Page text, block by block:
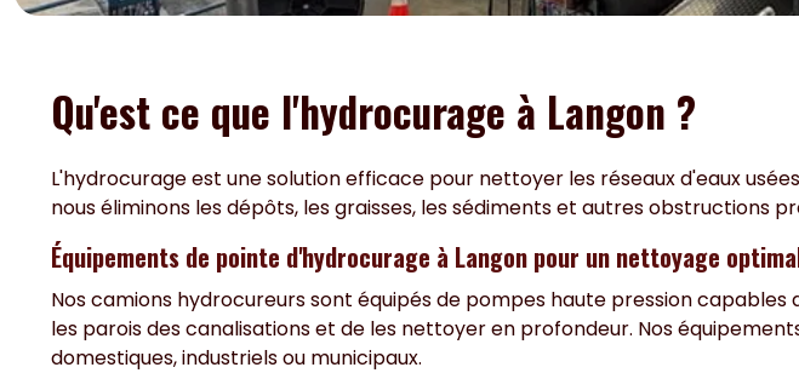
Qu'est ce que l'hydrocurage à Langon ?
L'hydrocurage est une solution efficace pour nettoyer les réseaux d'eaux
nous éliminons les dépôts, les graisses, les sédiments et autres obstructions
Équipements de pointe d'hydrocurage à Langon pour un nettoyage
Nos camions hydrocureurs sont équipés de pompes haute pression
les parois des canalisations et de les nettoyer en profondeur. Nos
domestiques, industriels ou municipaux.